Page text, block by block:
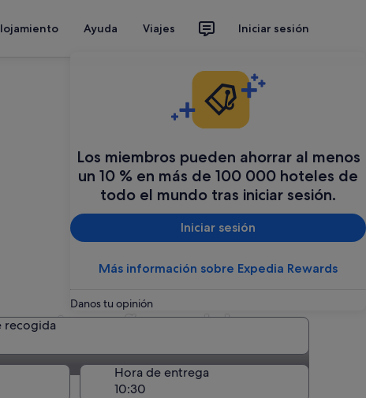
Ayuda Viajes Iniciar sesión
Los miembros pueden ahorrar al menos
un 10 % en más de 100 000 hoteles de
todo el mundo tras iniciar sesión.
Iniciar sesión
Más información sobre Expedia Rewards
Danos tu opinión
tamaño en Islas
recogida
recogida
Hora de entrega